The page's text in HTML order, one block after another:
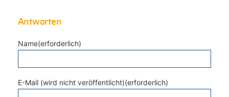
Antworten
Name(erforderlich)
E-Mail (wird nicht veröffentlicht)(erforderlich)